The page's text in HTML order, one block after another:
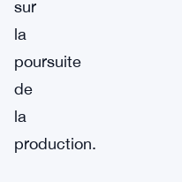
sur
la
poursuite
de
la
production.